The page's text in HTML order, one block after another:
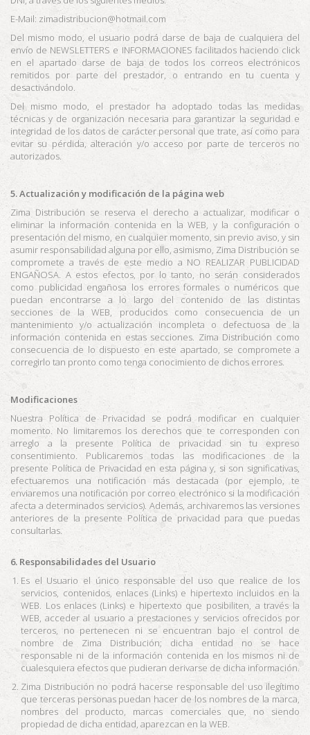
E-Mail: zimadistribucion@hotmail.com
Del mismo modo, el usuario podrá darse de baja de cualquiera del
envío de NEWSLETTERS e INFORMACIONES facilitados haciendo click
en el apartado darse de baja de todos los correos electrónicos
remitidos por parte del prestador, o entrando en tu cuenta y
desactivándolo.
Del mismo modo, el prestador ha adoptado todas las medidas
técnicas y de organización necesaria para garantizar la seguridad e
integridad de los datos de carácter personal que trate, así como para
evitar su pérdida, alteración y/o acceso por parte de terceros no
autorizados.
5. Actualización y modificación de la página web
Zima Distribución se reserva el derecho a actualizar, modificar o
eliminar la información contenida en la WEB, y la configuración o
presentación del mismo, en cualquier momento, sin previo aviso, y sin
asumir responsabilidad alguna por ello, asimismo, Zima Distribución se
compromete a través de este medio a NO REALIZAR PUBLICIDAD
ENGAÑOSA. A estos efectos, por lo tanto, no serán considerados
como publicidad engañosa los errores formales o numéricos que
puedan encontrarse a lo largo del contenido de las distintas
secciones de la WEB, producidos como consecuencia de un
mantenimiento y/o actualización incompleta o defectuosa de la
información contenida en estas secciones. Zima Distribución como
consecuencia de lo dispuesto en este apartado, se compromete a
corregirlo tan pronto como tenga conocimiento de dichos errores.
Modificaciones
Nuestra Política de Privacidad se podrá modificar en cualquier
momento. No limitaremos los derechos que te corresponden con
arreglo a la presente Política de privacidad sin tu expreso
consentimiento. Publicaremos todas las modificaciones de la
presente Política de Privacidad en esta página y, si son significativas,
efectuaremos una notificación más destacada (por ejemplo, te
enviaremos una notificación por correo electrónico si la modificación
afecta a determinados servicios). Además, archivaremos las versiones
anteriores de la presente Política de privacidad para que puedas
consultarlas.
6. Responsabilidades del Usuario
Es el Usuario el único responsable del uso que realice de los
servicios, contenidos, enlaces (Links) e hipertexto incluidos en la
WEB. Los enlaces (Links) e hipertexto que posibiliten, a través la
WEB, acceder al usuario a prestaciones y servicios ofrecidos por
terceros, no pertenecen ni se encuentran bajo el control de
nombre de Zima Distribución; dicha entidad no se hace
responsable ni de la información contenida en los mismos ni de
cualesquiera efectos que pudieran derivarse de dicha información.
Zima Distribución no podrá hacerse responsable del uso ilegítimo
que terceras personas puedan hacer de los nombres de la marca,
nombres del producto, marcas comerciales que, no siendo
propiedad de dicha entidad, aparezcan en la WEB.